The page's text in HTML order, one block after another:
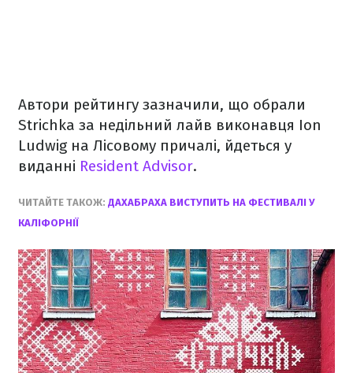
Автори рейтингу зазначили, що обрали
Strichka за недільний лайв виконавця Ion
Ludwig на Лісовому причалі, йдеться у
виданні Resident Advisor.
ЧИТАЙТЕ ТАКОЖ: ДАХАБРАХА ВИСТУПИТЬ НА ФЕСТИВАЛІ У
КАЛІФОРНІЇ